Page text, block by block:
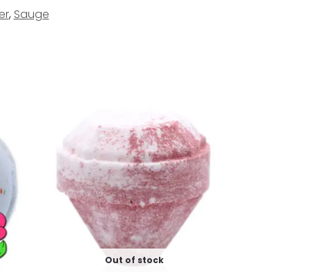
, Sauge
Out of stock